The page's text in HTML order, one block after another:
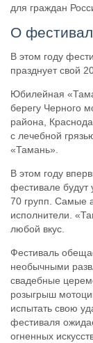
для граждан
О
В этом году
празднует свой
Юбилейная
берегу Черного
района,
с лечебной
«Тамань».
В этом году
фестивале будут
70 групп. Самые
исполнители.
любой вкус.
Фестиваль
необычными
свадебные
розыгрыш
испытать свою
фестиваля
огненных